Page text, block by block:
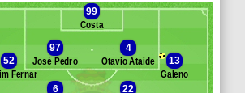
99
Costa
97
José Pedro
4
Otavio Ataide
52
Fernandes
13
Galeno
6
22